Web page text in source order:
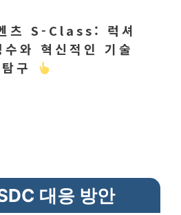
츠 S-Class: 럭셔
와 혁신적인 기술
탐구
대응 방안